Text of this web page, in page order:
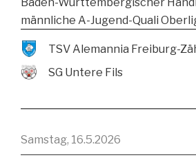
männliche A-Jugend-Quali
SG Untere Fils
Samstag, 16.5.2026